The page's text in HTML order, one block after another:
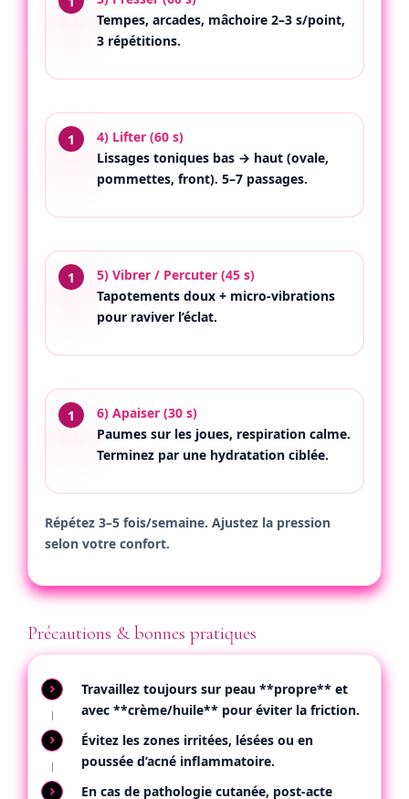
Tempes, arcades, mâchoire 2–3 s/point,
3 répétitions.
4) Lifter (60 s)
Lissages toniques bas → haut (ovale,
pommettes, front). 5–7 passages.
5) Vibrer / Percuter (45 s)
Tapotements doux + micro-vibrations
pour raviver l’éclat.
6) Apaiser (30 s)
Paumes sur les joues, respiration calme.
Terminez par une hydratation ciblée.
Répétez 3–5 fois/semaine. Ajustez la pression
selon votre confort.
Précautions & bonnes pratiques
Travaillez toujours sur peau **propre** et
avec **crème/huile** pour éviter la friction.
Évitez les zones irritées, lésées ou en
poussée d’acné inflammatoire.
En cas de pathologie cutanée, post-acte